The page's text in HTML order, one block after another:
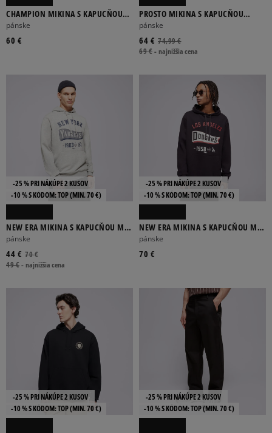
CHAMPION MIKINA S KAPUCŇOU
HOODED SWEATSHIRT
pánske
60 €
PROSTO MIKINA S KAPUCŇOU
HOODIE BOX 2.0
pánske
74,99 €
64 €
69 €-najnižšia cena
-10 % S KÓDOM: TOP (MIN. 70 €)
-25 % PRI NÁKÚPE 2 KUSOV
NEW ERA MIKINA S KAPUCŇOU MLB
PENNANT NYY NEW YORK YANKEES
pánske
70 €
44 €
49 €-najnižšia cena
-10 % S KÓDOM: TOP (MIN. 70 €)
-25 % PRI NÁKÚPE 2 KUSOV
NEW ERA MIKINA S KAPUCŇOU MLB
PENNANT LA DODGERS LOS
ANGELES
pánske
70 €
-10 % S KÓDOM: TOP (MIN. 70 €)
-25 % PRI NÁKÚPE 2 KUSOV
-10 % S KÓDOM: TOP (MIN. 70 €)
-25 % PRI NÁKÚPE 2 KUSOV